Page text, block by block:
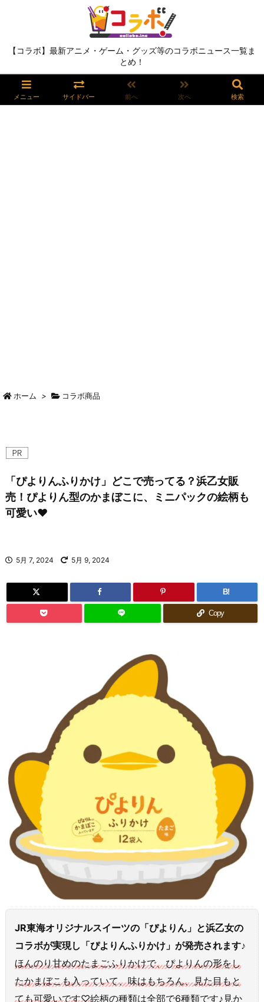
【コラボ】最新アニメ・ゲーム・グッズ等のコラボニュース一覧ま
とめ！
メニュー サイドバー 前へ 次へ 検索
ホーム > コラボ商品
「ぴよりんふりかけ」どこで売ってる？浜乙女販
売！ぴよりん型のかまぼこに、ミニパックの絵柄も
可愛い♥
5月 7, 2024 5月 9, 2024
B!
Copy
JR東海オリジナルスイーツの「ぴよりん」と浜乙女の
コラボが実現し「ぴよりんふりかけ」が発売されます♪
ほんのり甘めのたまごふりかけで、ぴよりんの形をし
たかまぼこも入っていて、味はもちろん、見た目もと
ても可愛いです♡絵柄の種類は全部で6種類です♪見か